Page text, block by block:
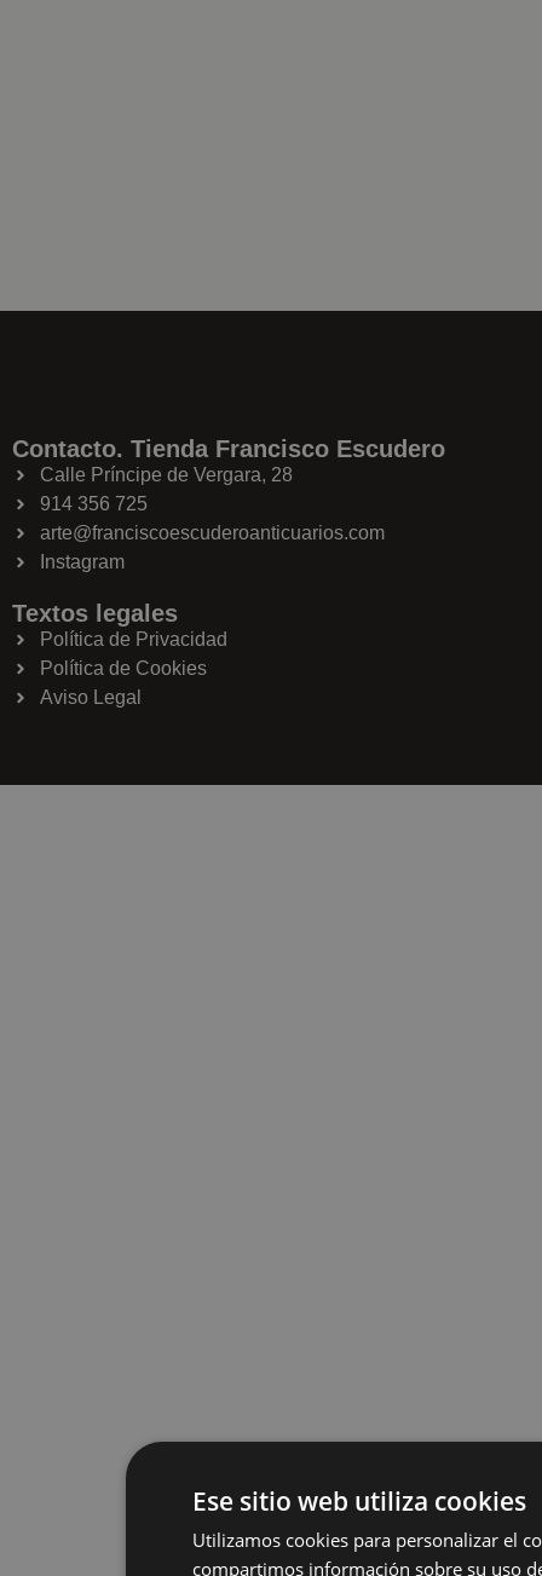
Contacto. Tienda Francisco Escudero
Calle Príncipe de Vergara, 28
914 356 725
arte@franciscoescuderoanticuarios.com
Instagram
Textos legales
Política de Privacidad
Política de Cookies
Aviso Legal
Ese sitio web utiliza cookies
Utilizamos cookies para personalizar el
compartimos información sobre su uso